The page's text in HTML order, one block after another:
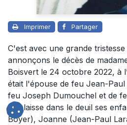
Imprimer Partager
C'est avec une grande
annonçons le décès de
Boisvert le 24 octobre 2022, à
était l'épouse de feu Jean-
feu Joseph Dumouchel et de
Elle laisse dans le deuil ses
Boyer), Joanne (Jean-Paul